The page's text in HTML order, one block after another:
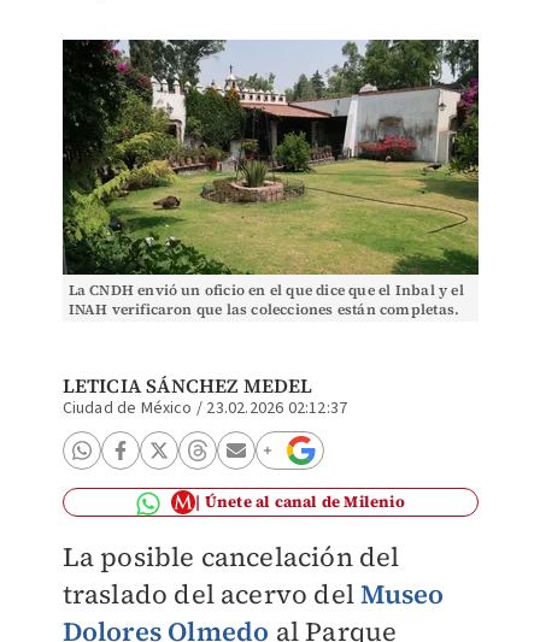
La CNDH envió un oficio en el que dice que el Inbal y el
INAH verificaron que las colecciones están completas.
LETICIA SÁNCHEZ MEDEL
Ciudad de México / 23.02.2026 02:12:37
Únete al canal de Milenio
La posible cancelación del
traslado del acervo delMuseo
Dolores Olmedo al Parque